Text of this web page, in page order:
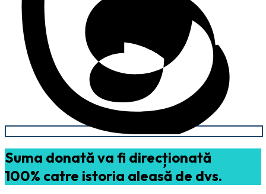
Suma donată va fi direcționată
100% catre istoria aleasă de dvs.